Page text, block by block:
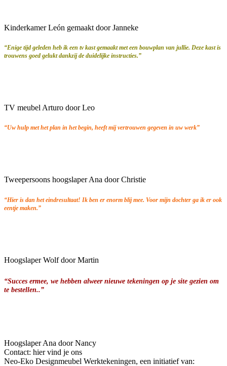
Kinderkamer León gemaakt door Janneke
“Enige tijd geleden heb ik een tv kast gemaakt met een bouwplan van jullie. Deze kast is
trouwens goed gelukt dankzij de duidelijke instructies.”
TV meubel Arturo door Leo
“Uw hulp met het plan in het begin, heeft mij vertrouwen gegeven in uw werk”
Tweepersoons hoogslaper Ana door Christie
“Hier is dan het eindresultaat! Ik ben er enorm blij mee. Voor mijn dochter ga ik er ook
eentje maken.”
Hoogslaper Wolf door Martin
“Succes ermee, we hebben alweer nieuwe tekeningen op je site gezien om
te bestellen..”
Hoogslaper Ana door Nancy
Contact: hier vind je ons
Neo-Eko Designmeubel Werktekeningen, een initiatief van: